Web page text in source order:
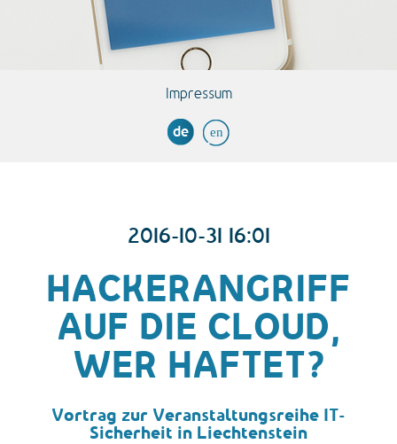
Impressum
de en
2016-10-31 16:01
HACKERANGRIFF
AUF DIE CLOUD,
WER HAFTET?
Vortrag zur Veranstaltungsreihe IT-
Sicherheit in Liechtenstein